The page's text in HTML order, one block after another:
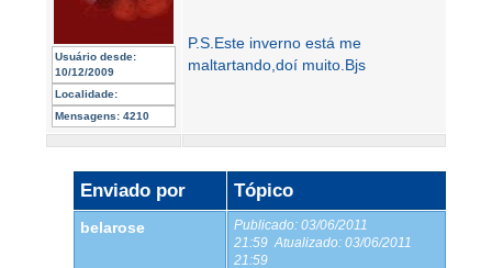
Usuário desde:
10/12/2009
Localidade:
Mensagens: 4210
P.S.Este inverno está me
maltartando,doí muito.Bjs
Enviado por Tópico
belarose Publicado: 03/06/2011
21:59 Atualizado: 03/06/2011
21:59